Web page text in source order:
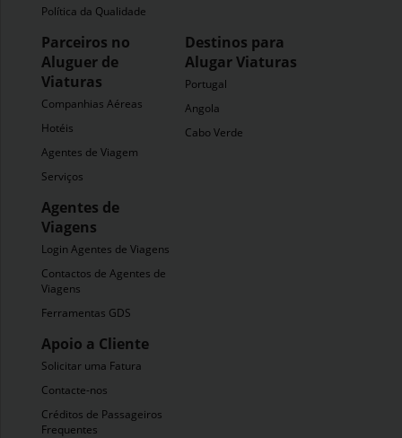
Política da Qualidade
Parceiros no
Aluguer de
Viaturas
Companhias Aéreas
Hotéis
Agentes de Viagem
Serviços
Agentes de
Viagens
Login Agentes de Viagens
Contactos de Agentes de
Viagens
Ferramentas GDS
Apoio a Cliente
Solicitar uma Fatura
Contacte-nos
Créditos de Passageiros
Frequentes
Destinos para
Alugar Viaturas
Portugal
Angola
Cabo Verde